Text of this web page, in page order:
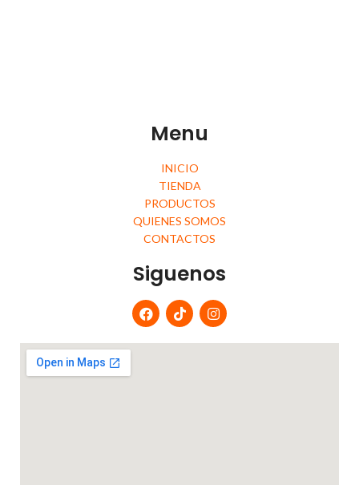
Menu
INICIO
TIENDA
PRODUCTOS
QUIENES SOMOS
CONTACTOS
Siguenos